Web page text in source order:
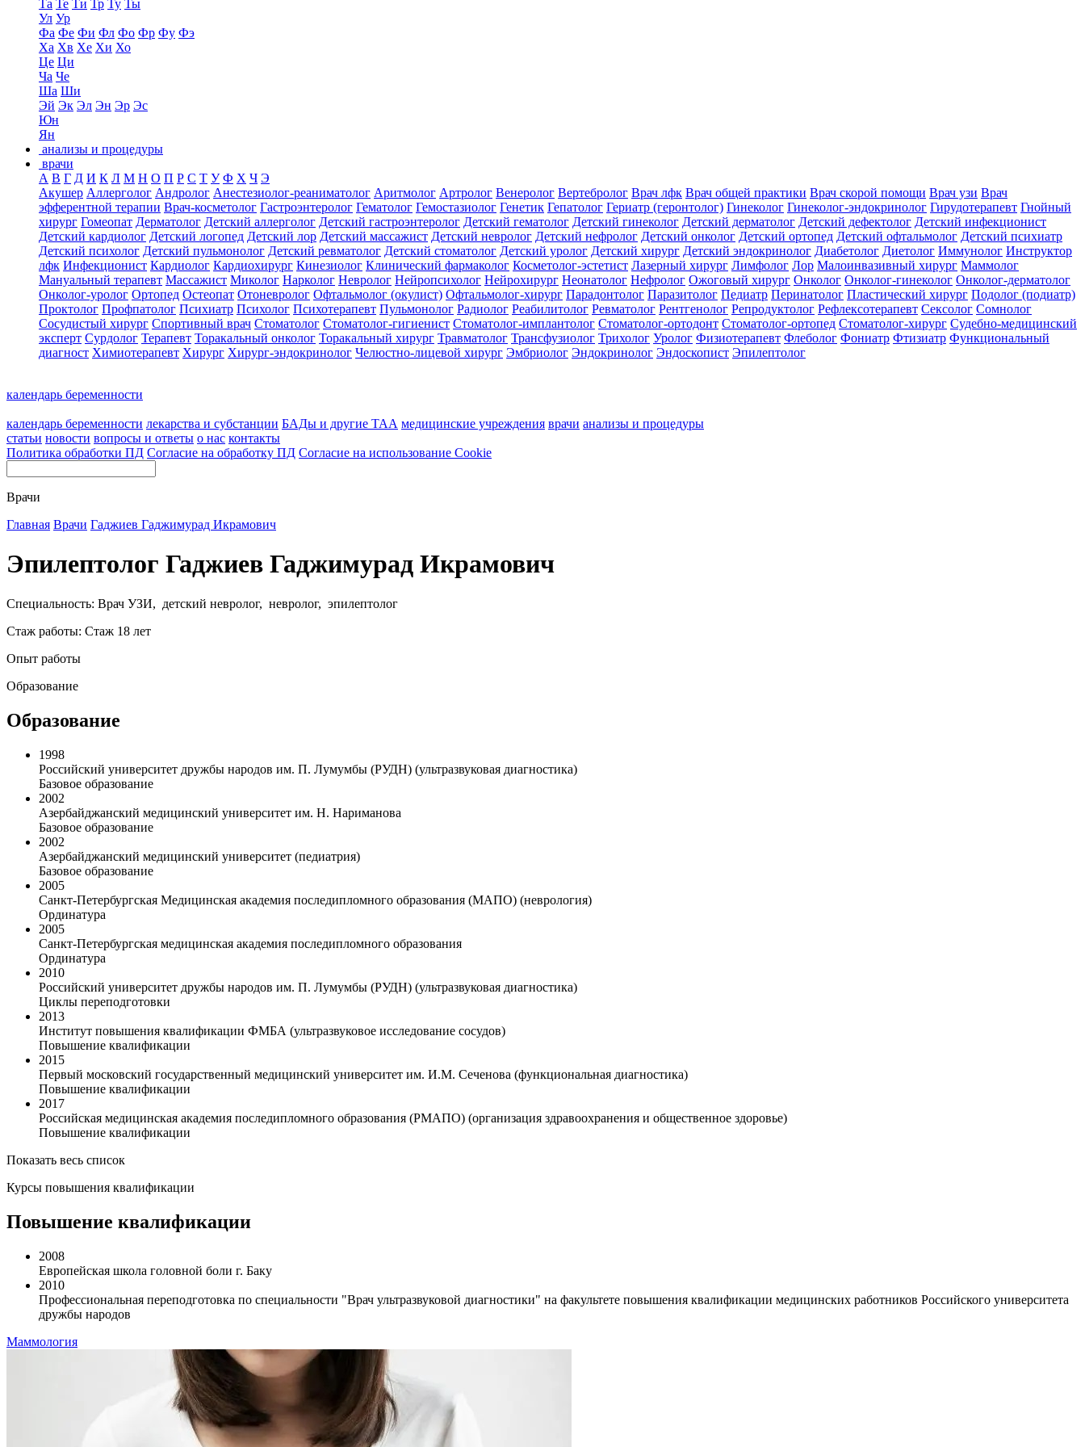
Та Те Ти Тр Ту Ты
Ул Ур
Фа Фе Фи Фл Фо Фр Фу Фэ
Ха Хв Хе Хи Хо
Це Ци
Ча Че
Ша Ши
Эй Эк Эл Эн Эр Эс
Юн
Ян
анализы и процедуры
врачи
А В Г Д И К Л М Н О П Р С Т У Ф Х Ч Э
Акушер Аллерголог Андролог Анестезиолог-реаниматолог Аритмолог Артролог Венеролог Вертебролог Врач лфк Врач общей практики Врач скорой помощи Врач узи Врач
эфферентной терапии Врач-косметолог Гастроэнтеролог Гематолог Гемостазиолог Генетик Гепатолог Гериатр (геронтолог) Гинеколог Гинеколог-эндокринолог Гирудотерапевт Гнойный
хирург Гомеопат Дерматолог Детский аллерголог Детский гастроэнтеролог Детский гематолог Детский гинеколог Детский дерматолог Детский дефектолог Детский инфекционист
Детский кардиолог Детский логопед Детский лор Детский массажист Детский невролог Детский нефролог Детский онколог Детский ортопед Детский офтальмолог Детский психиатр
Детский психолог Детский пульмонолог Детский ревматолог Детский стоматолог Детский уролог Детский хирург Детский эндокринолог Диабетолог Диетолог Иммунолог Инструктор
лфк Инфекционист Кардиолог Кардиохирург Кинезиолог Клинический фармаколог Косметолог-эстетист Лазерный хирург Лимфолог Лор Малоинвазивный хирург Маммолог
Мануальный терапевт Массажист Миколог Нарколог Невролог Нейропсихолог Нейрохирург Неонатолог Нефролог Ожоговый хирург Онколог Онколог-гинеколог Онколог-дерматолог
Онколог-уролог Ортопед Остеопат Отоневролог Офтальмолог (окулист) Офтальмолог-хирург Парадонтолог Паразитолог Педиатр Перинатолог Пластический хирург Подолог (подиатр)
Проктолог Профпатолог Психиатр Психолог Психотерапевт Пульмонолог Радиолог Реабилитолог Ревматолог Рентгенолог Репродуктолог Рефлексотерапевт Сексолог Сомнолог
Сосудистый хирург Спортивный врач Стоматолог Стоматолог-гигиенист Стоматолог-имплантолог Стоматолог-ортодонт Стоматолог-ортопед Стоматолог-хирург Судебно-медицинский
эксперт Сурдолог Терапевт Торакальный онколог Торакальный хирург Травматолог Трансфузиолог Трихолог Уролог Физиотерапевт Флеболог Фониатр Фтизиатр Функциональный
диагност Химиотерапевт Хирург Хирург-эндокринолог Челюстно-лицевой хирург Эмбриолог Эндокринолог Эндоскопист Эпилептолог
календарь беременности
календарь беременности лекарства и субстанции БАДы и другие ТАА медицинские учреждения врачи анализы и процедуры
статьи новости вопросы и ответы о нас контакты
Политика обработки ПД Согласие на обработку ПД Согласие на использование Cookie
Врачи
Главная Врачи Гаджиев Гаджимурад Икрамович
Эпилептолог Гаджиев Гаджимурад Икрамович
Специальность: Врач УЗИ, детский невролог, невролог, эпилептолог
Стаж работы: Стаж 18 лет
Опыт работы
Образование
Образование
1998
Российский университет дружбы народов им. П. Лумумбы (РУДН) (ультразвуковая диагностика)
Базовое образование
2002
Азербайджанский медицинский университет им. Н. Нариманова
Базовое образование
2002
Азербайджанский медицинский университет (педиатрия)
Базовое образование
2005
Санкт-Петербургская Медицинская академия последипломного образования (МАПО) (неврология)
Ординатура
2005
Санкт-Петербургская медицинская академия последипломного образования
Ординатура
2010
Российский университет дружбы народов им. П. Лумумбы (РУДН) (ультразвуковая диагностика)
Циклы переподготовки
2013
Институт повышения квалификации ФМБА (ультразвуковое исследование сосудов)
Повышение квалификации
2015
Первый московский государственный медицинский университет им. И.М. Сеченова (функциональная диагностика)
Повышение квалификации
2017
Российская медицинская академия последипломного образования (РМАПО) (организация здравоохранения и общественное здоровье)
Повышение квалификации
Показать весь список
Курсы повышения квалификации
Повышение квалификации
2008
Европейская школа головной боли г. Баку
2010
Профессиональная переподготовка по специальности "Врач ультразвуковой диагностики" на факультете повышения квалификации медицинских работников Российского университета
дружбы народов
Маммология